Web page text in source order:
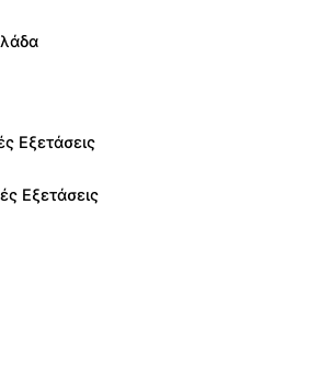
Εξετάσεις
Εξετάσεις